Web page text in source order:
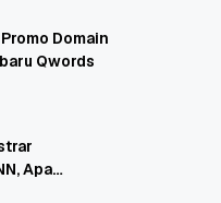
Domain
Qwords
Apa